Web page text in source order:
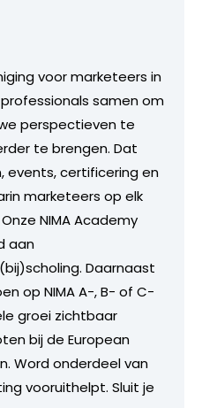
voor marketeers in
samen om
perspectieven te
te brengen. Dat
events, certificering en
marketeers op elk
NIMA Academy
aan
Daarnaast
op NIMA A-, B- of C-
groei zichtbaar
bij de European
Word onderdeel van
vooruithelpt. Sluit je